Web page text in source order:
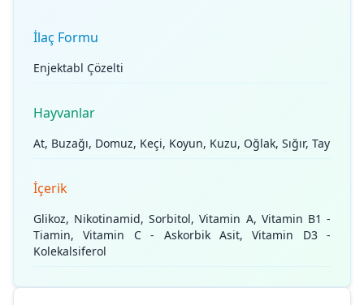
İlaç Formu
Enjektabl Çözelti
Hayvanlar
At, Buzağı, Domuz, Keçi, Koyun, Kuzu, Oğlak, Sığır, Tay
İçerik
Glikoz, Nikotinamid, Sorbitol, Vitamin A, Vitamin B1 -
Tiamin, Vitamin C - Askorbik Asit, Vitamin D3 -
Kolekalsiferol